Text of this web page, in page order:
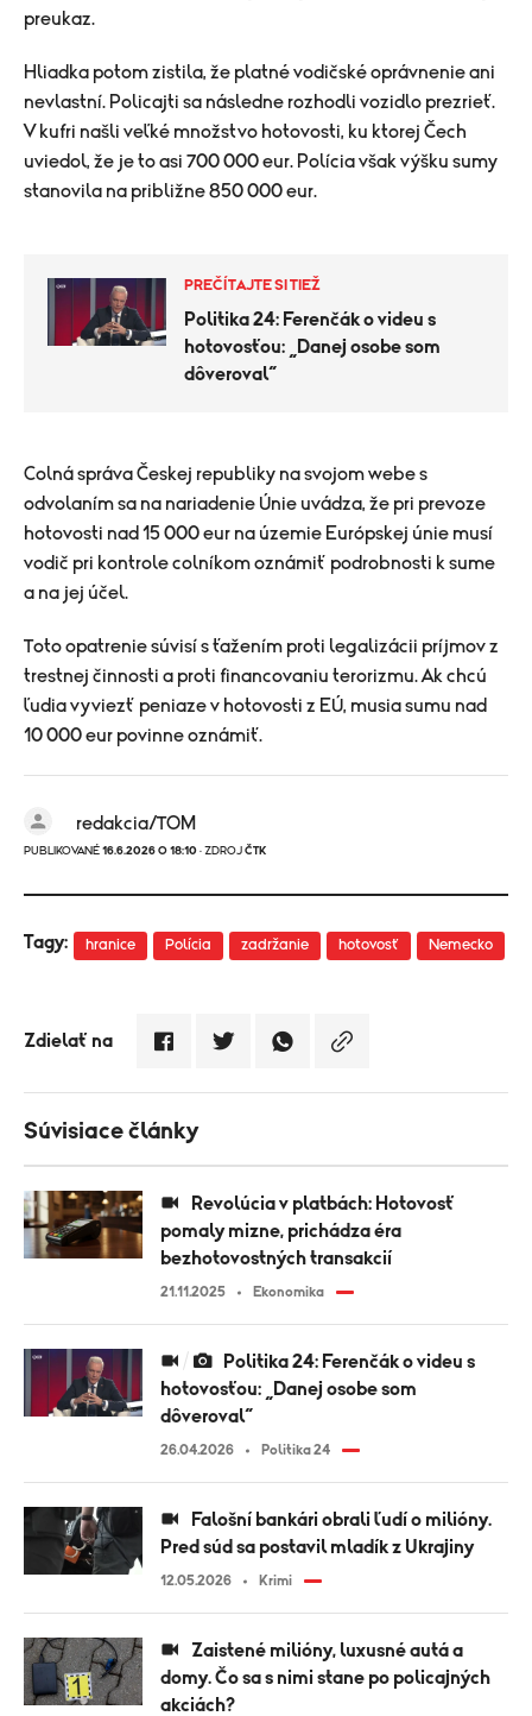
preukaz.
Hliadka potom zistila, že platné vodičské oprávnenie ani
nevlastní. Policajti sa následne rozhodli vozidlo prezrieť.
V kufri našli veľké množstvo hotovosti, ku ktorej Čech
uviedol, že je to asi 700 000 eur. Polícia však výšku sumy
stanovila na približne 850 000 eur.
PREČÍTAJTE SI TIEŽ
Politika 24: Ferenčák o videu s
hotovosťou: „Danej osobe som
dôveroval“
Colná správa Českej republiky na svojom webe s
odvolaním sa na nariadenie Únie uvádza, že pri prevoze
hotovosti nad 15 000 eur na územie Európskej únie musí
vodič pri kontrole colníkom oznámiť podrobnosti k sume
a na jej účel.
Toto opatrenie súvisí s ťažením proti legalizácii príjmov z
trestnej činnosti a proti financovaniu terorizmu. Ak chcú
ľudia vyviezť peniaze v hotovosti z EÚ, musia sumu nad
10 000 eur povinne oznámiť.
redakcia/TOM
PUBLIKOVANÉ 16.6.2026 O 18:10 · ZDROJ ČTK
Tagy: hranice Polícia zadržanie hotovosť Nemecko
Zdielať na
Súvisiace články
pomaly mizne, prichádza éra
bezhotovostných transakcií
21.11.2025 Ekonomika
hotovosťou: „Danej osobe som
dôveroval“
26.04.2026 Politika 24
Pred súd sa postavil mladík z Ukrajiny
12.05.2026 Krimi
domy. Čo sa s nimi stane po policajných
akciách?